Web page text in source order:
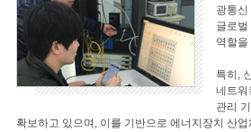
광통신
글로
역할
특히,
네트워
관리
확보하고 있으며, 이를 기반으로 에너지장치 산업